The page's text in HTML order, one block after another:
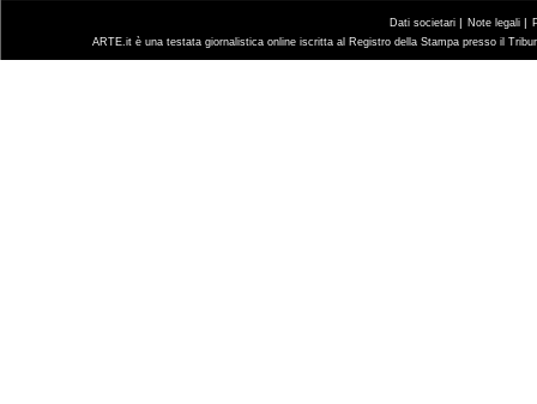
Dati societari | Note legali |
ARTE.it è una testata giornalistica online iscritta al Registro della Stampa presso il